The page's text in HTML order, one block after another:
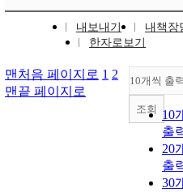
내보내기
내책장
한자로보기
10개씩 출
10
출
20
출
30
조회
맨처음 페이지로 1 2
맨끝 페이지로